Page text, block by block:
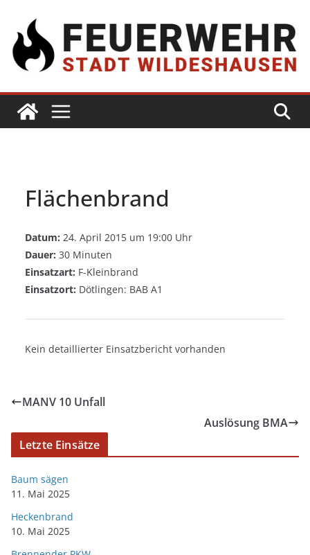
Flächenbrand
Datum: 24. April 2015 um 19:00 Uhr
Dauer: 30 Minuten
Einsatzart: F-Kleinbrand
Einsatzort: Dötlingen: BAB A1
Kein detaillierter Einsatzbericht vorhanden
MANV 10 Unfall
Auslösung BMA
Letzte Einsätze
Baum sägen
11. Mai 2025
Heckenbrand
10. Mai 2025